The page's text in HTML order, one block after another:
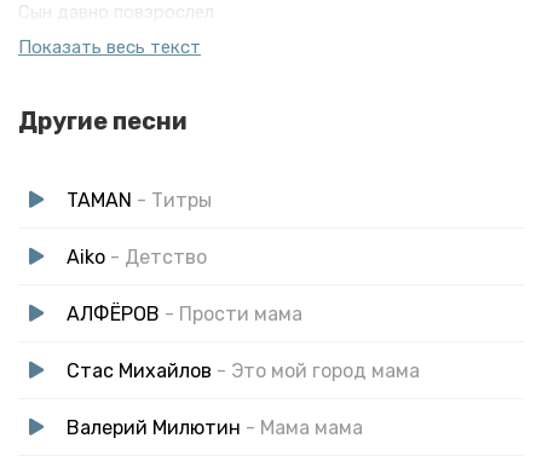
Сын давно повзрослел
Теперь лишь улыбки дарю тебе мама
Ведь помни же мам
Домой возвращался под утро помятый
Показать весь текст
Другие песни
TAMAN - Титры
Aiko - Детство
АЛФЁРОВ - Прости мама
Стас Михайлов - Это мой город мама
Валерий Милютин - Мама мама